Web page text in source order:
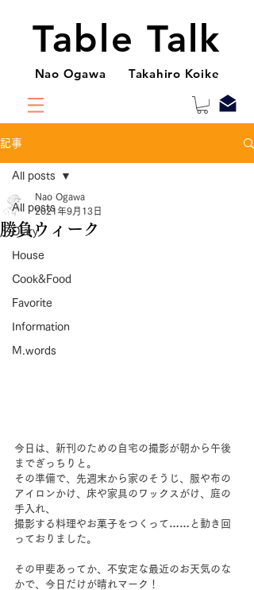
Table Talk
Nao Ogawa Takahiro Koike
記事
All posts
Diary
House
Cook&Food
Favorite
Information
M.words
All posts
勝負ウィーク
Nao Ogawa
2021年9月13日
今日は、新刊のための自宅の撮影が朝から午後
までぎっちりと。
その準備で、先週末から家のそうじ、服や布の
アイロンかけ、床や家具のワックスがけ、庭の
手入れ、
撮影する料理やお菓子をつくって……と動き回
っておりました。
その甲斐あってか、不安定な最近のお天気のな
かで、今日だけが晴れマーク！